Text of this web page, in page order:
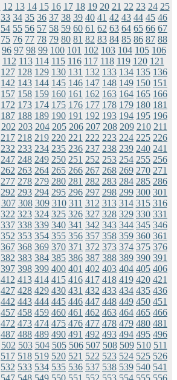
12 13 14 15 16 17 18 19 20 21 22 23 24 25
33 34 35 36 37 38 39 40 41 42 43 44 45 46
54 55 56 57 58 59 60 61 62 63 64 65 66 67
75 76 77 78 79 80 81 82 83 84 85 86 87 88
96 97 98 99 100 101 102 103 104 105 106
112 113 114 115 116 117 118 119 120 121
127 128 129 130 131 132 133 134 135 136
142 143 144 145 146 147 148 149 150 151
157 158 159 160 161 162 163 164 165 166
172 173 174 175 176 177 178 179 180 181
187 188 189 190 191 192 193 194 195 196
202 203 204 205 206 207 208 209 210 211
217 218 219 220 221 222 223 224 225 226
232 233 234 235 236 237 238 239 240 241
247 248 249 250 251 252 253 254 255 256
262 263 264 265 266 267 268 269 270 271
277 278 279 280 281 282 283 284 285 286
292 293 294 295 296 297 298 299 300 301
307 308 309 310 311 312 313 314 315 316
322 323 324 325 326 327 328 329 330 331
337 338 339 340 341 342 343 344 345 346
352 353 354 355 356 357 358 359 360 361
367 368 369 370 371 372 373 374 375 376
382 383 384 385 386 387 388 389 390 391
397 398 399 400 401 402 403 404 405 406
412 413 414 415 416 417 418 419 420 421
427 428 429 430 431 432 433 434 435 436
442 443 444 445 446 447 448 449 450 451
457 458 459 460 461 462 463 464 465 466
472 473 474 475 476 477 478 479 480 481
487 488 489 490 491 492 493 494 495 496
502 503 504 505 506 507 508 509 510 511
517 518 519 520 521 522 523 524 525 526
532 533 534 535 536 537 538 539 540 541
547 548 549 550 551 552 553 554 555 556